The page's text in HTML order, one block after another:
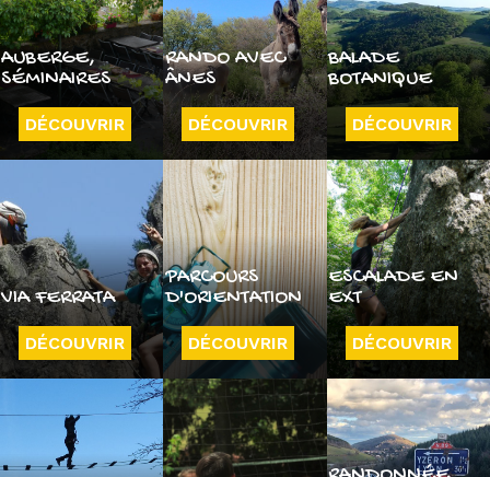
AUBERGE,
SÉMINAIRES
DÉCOUVRIR
RANDO AVEC
ÂNES
DÉCOUVRIR
BALADE
BOTANIQUE
DÉCOUVRIR
VIA FERRATA
DÉCOUVRIR
PARCOURS
D'ORIENTATION
DÉCOUVRIR
ESCALADE EN
EXT
DÉCOUVRIR